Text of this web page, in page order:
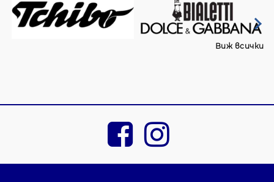
Виж всички